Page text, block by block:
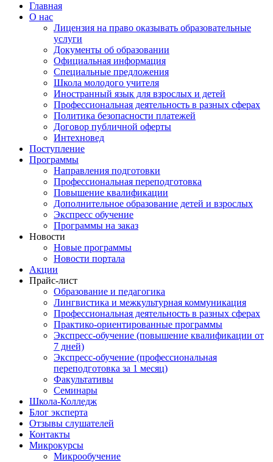
Главная
О нас
Лицензия на право оказывать образовательные
услуги
Документы об образовании
Официальная информация
Специальные предложения
Школа молодого учителя
Иностранный язык для взрослых и детей
Профессиональная деятельность в разных сферах
Политика безопасности платежей
Договор публичной оферты
Интехновед
Поступление
Программы
Направления подготовки
Профессиональная переподготовка
Повышение квалификации
Дополнительное образование детей и взрослых
Экспресс обучение
Программы на заказ
Новости
Новые программы
Новости портала
Акции
Прайс-лист
Образование и педагогика
Лингвистика и межкультурная коммуникация
Профессиональная деятельность в разных сферах
Практико-ориентированные программы
Экспресс-обучение (повышение квалификации от
7 дней)
Экспресс-обучение (профессиональная
переподготовка за 1 месяц)
Факультативы
Семинары
Школа-Колледж
Блог эксперта
Отзывы слушателей
Контакты
Микрокурсы
Микрообучение